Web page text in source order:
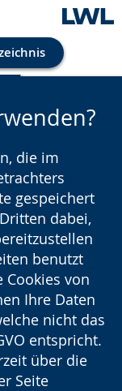
die im
gespeichert
dabei,
benutzt
Cookies von
Ihre Daten
nicht das
entspricht.
über die
Seite